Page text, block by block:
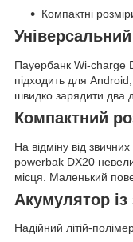
Компактні
Пауербанк Wi-charge
підходить для
швидко зарядити два
Компактний
На відміну від
powerbak DX20
місця. Маленький
Акумулятор із
Надійний літій-